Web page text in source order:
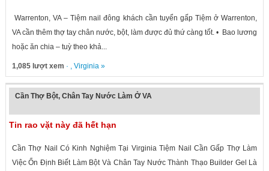
Warrenton, VA – Tiệm nail đông khách cần tuyển gấp Tiệm ở Warrenton,
VA cần thêm thợ tay chân nước, bột, làm được đủ thứ càng tốt. • Bao lương
hoặc ăn chia – tuỳ theo khả...
1,085 lượt xem · , Virginia»
Cần Thợ Bột, Chân Tay Nước Làm Ở VA
Tin rao vặt này đã hết hạn
Cần Thợ Nail Có Kinh Nghiệm Tại Virginia Tiệm Nail Cần Gấp Thợ Làm
Việc Ổn Định Biết Làm Bột Và Chân Tay Nước Thành Thạo Builder Gel Là